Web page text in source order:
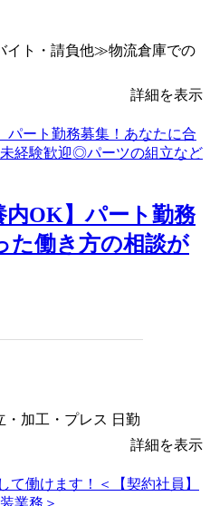
イト・請負他≫物流倉庫での
詳細を表示
内OK】パート勤務
た働き方の相談が
・加工・プレス 日勤
詳細を表示